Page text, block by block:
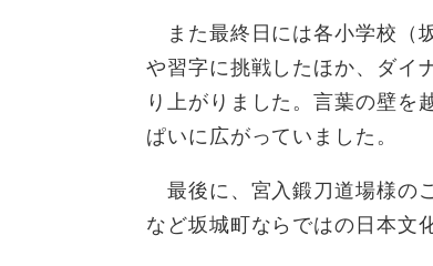
また最終日には各小学校（
や習字に挑戦したほか、ダイ
り上がりました。言葉の壁を
ぱいに広がっていました。
最後に、宮入鍛刀道場様の
など坂城町ならではの日本文